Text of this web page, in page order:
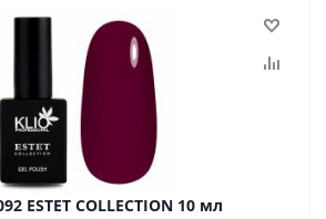
ESTET COLLECTION 10 мл